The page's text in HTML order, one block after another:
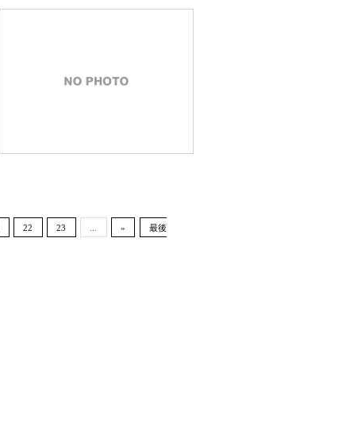
22 23 »
最後